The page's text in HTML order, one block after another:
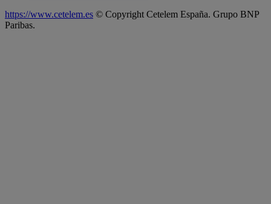
https://www.cetelem.es © Copyright Cetelem España. Grupo BNP
Paribas.